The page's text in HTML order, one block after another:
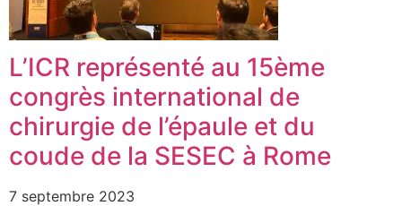
L’ICR représenté au 15ème
congrès international de
chirurgie de l’épaule et du
coude de la SESEC à Rome
7 septembre 2023